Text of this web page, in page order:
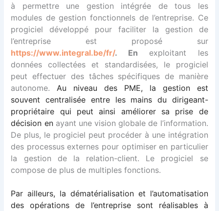
à permettre une gestion intégrée de tous les
modules de gestion fonctionnels de l’entreprise. Ce
progiciel développé pour faciliter la gestion de
l’entreprise est proposé sur
https://www.integral.be/fr/. En exploitant les
données collectées et standardisées, le progiciel
peut effectuer des tâches spécifiques de manière
autonome.Au niveau des PME, la gestion est
souvent centralisée entre les mains du dirigeant-
propriétaire qui peut ainsi améliorer sa prise de
décision en ayant une vision globale de l’information.
De plus, le progiciel peut procéder à une intégration
des processus externes pour optimiser en particulier
la gestion de la relation-client. Le progiciel se
compose de plus de multiples fonctions.
Par ailleurs, la dématérialisation et l’automatisation
des opérations de l’entreprise sont réalisables à